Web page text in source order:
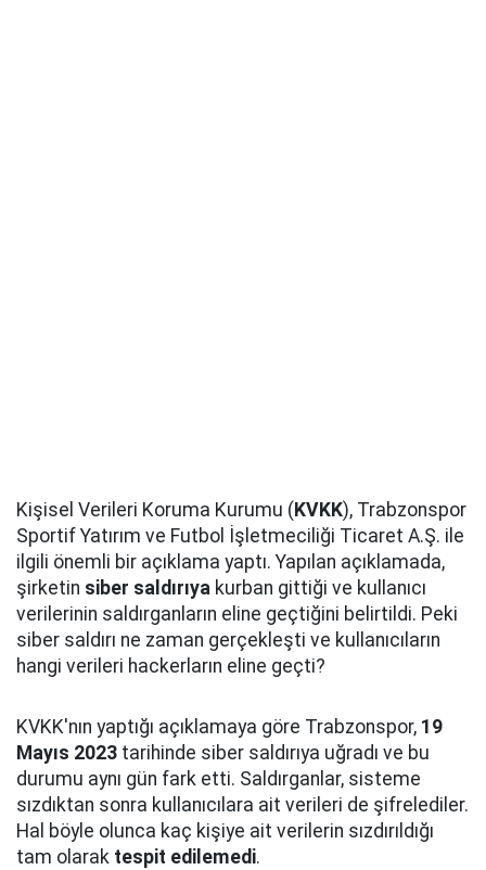
Kişisel Verileri Koruma Kurumu ( KVKK), Trabzonspor
Sportif Yatırım ve Futbol İşletmeciliği Ticaret A.Ş. ile
ilgili önemli bir açıklama yaptı. Yapılan açıklamada,
şirketin siber saldırıya kurban gittiği ve kullanıcı
verilerinin saldırganların eline geçtiğini belirtildi. Peki
siber saldırı ne zaman gerçekleşti ve kullanıcıların
hangi verileri hackerların eline geçti?
KVKK'nın yaptığı açıklamaya göre Trabzonspor, 19
Mayıs 2023 tarihinde siber saldırıya uğradı ve bu
durumu aynı gün fark etti. Saldırganlar, sisteme
sızdıktan sonra kullanıcılara ait verileri de şifrelediler.
Hal böyle olunca kaç kişiye ait verilerin sızdırıldığı
tam olarak tespit edilemedi.